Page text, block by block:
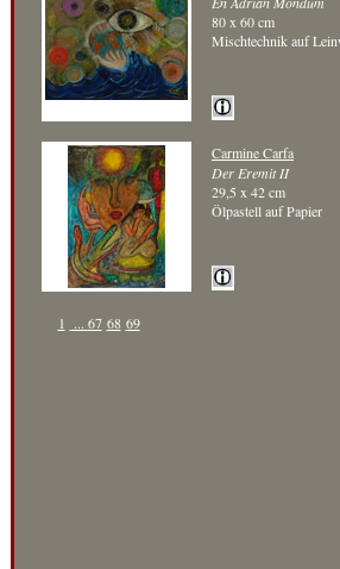
80 x 60 cm
Mischtechnik auf
Carmine Carfa
Der Eremit II
29,5 x 42 cm
Ölpastell auf Papier
1 ... 67 68 69